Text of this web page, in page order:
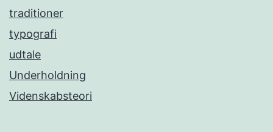
traditioner
typografi
udtale
Underholdning
Videnskabsteori